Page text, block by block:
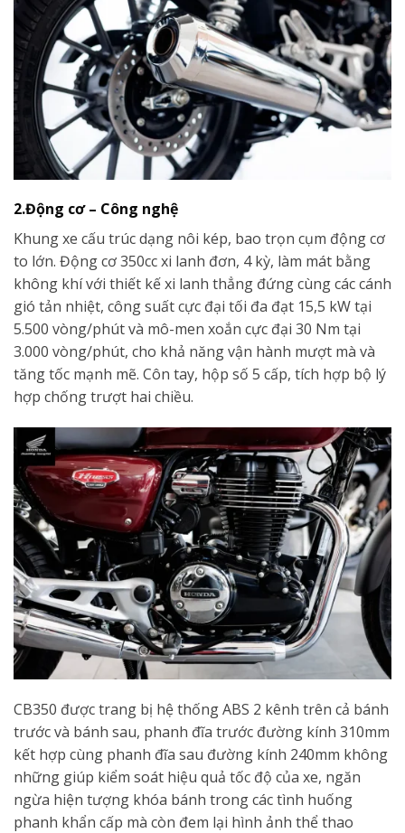
2.Động cơ – Công nghệ
Khung xe cấu trúc dạng nôi kép, bao trọn cụm động cơ
to lớn. Động cơ 350cc xi lanh đơn, 4 kỳ, làm mát bằng
không khí với thiết kế xi lanh thẳng đứng cùng các cánh
gió tản nhiệt, công suất cực đại tối đa đạt 15,5 kW tại
5.500 vòng/phút và mô-men xoắn cực đại 30 Nm tại
3.000 vòng/phút, cho khả năng vận hành mượt mà và
tăng tốc mạnh mẽ. Côn tay, hộp số 5 cấp, tích hợp bộ lý
hợp chống trượt hai chiều.
CB350 được trang bị hệ thống ABS 2 kênh trên cả bánh
trước và bánh sau, phanh đĩa trước đường kính 310mm
kết hợp cùng phanh đĩa sau đường kính 240mm không
những giúp kiểm soát hiệu quả tốc độ của xe, ngăn
ngừa hiện tượng khóa bánh trong các tình huống
phanh khẩn cấp mà còn đem lại hình ảnh thể thao